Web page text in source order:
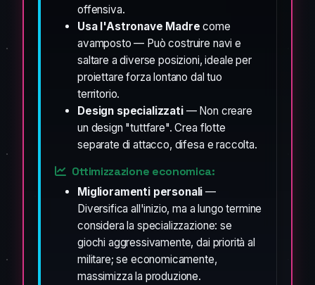
offensiva.
Usa l'Astronave Madre come
avamposto — Può costruire navi e
saltare a diverse posizioni, ideale per
proiettare forza lontano dal tuo
territorio.
Design specializzati— Non creare
un design "tuttfare". Crea flotte
separate di attacco, difesa e raccolta.
Ottimizzazione economica:
Miglioramenti personali —
Diversifica all'inizio, ma a lungo termine
considera la specializzazione: se
giochi aggressivamente, dai priorità al
militare; se economicamente,
massimizza la produzione.